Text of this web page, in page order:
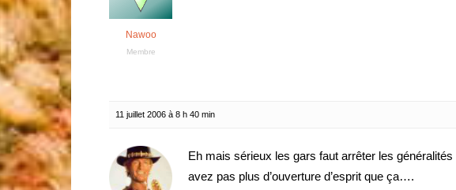
Nawoo
Membre
11 juillet 2006 à 8 h 40 min
Eh mais sérieux les gars faut arrêter les
avez pas plus d’ouverture d’esprit que ça….